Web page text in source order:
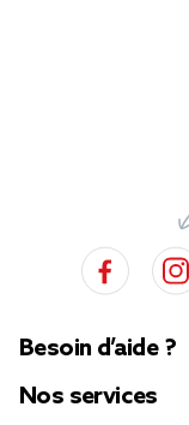
Besoin d’aide ?
Nos services